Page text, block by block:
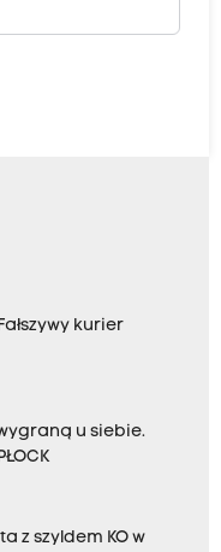
kurier
u siebie.
z szyldem KO w